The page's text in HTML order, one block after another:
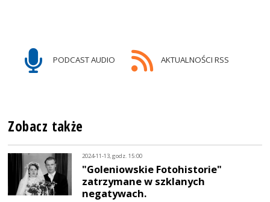
PODCAST AUDIO AKTUALNOŚCI RSS
Zobacz także
2024-11-13, godz. 15:00
"Goleniowskie Fotohistorie"
zatrzymane w szklanych
negatywach.